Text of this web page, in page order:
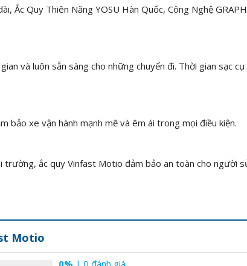
Ắc Quy Thiên Năng YOSU Hàn Quốc, Công Nghệ
và luôn sẵn sàng cho những chuyến đi. Thời gian sạc
bảo xe vận hành mạnh mẽ và êm ái trong mọi điều kiện.
ắc quy Vinfast Motio đảm bảo an toàn cho người
Motio